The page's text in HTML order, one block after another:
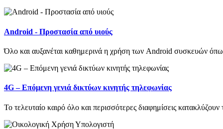
Android - Προστασία από υιούς
Όλο και αυξανέται καθημερινά η χρήση των Android συσκευών
4G – Επόμενη γενιά δικτύων κινητής τηλεφωνίας
Το τελευταίο καιρό όλο και περισσότερες διαφημίσεις